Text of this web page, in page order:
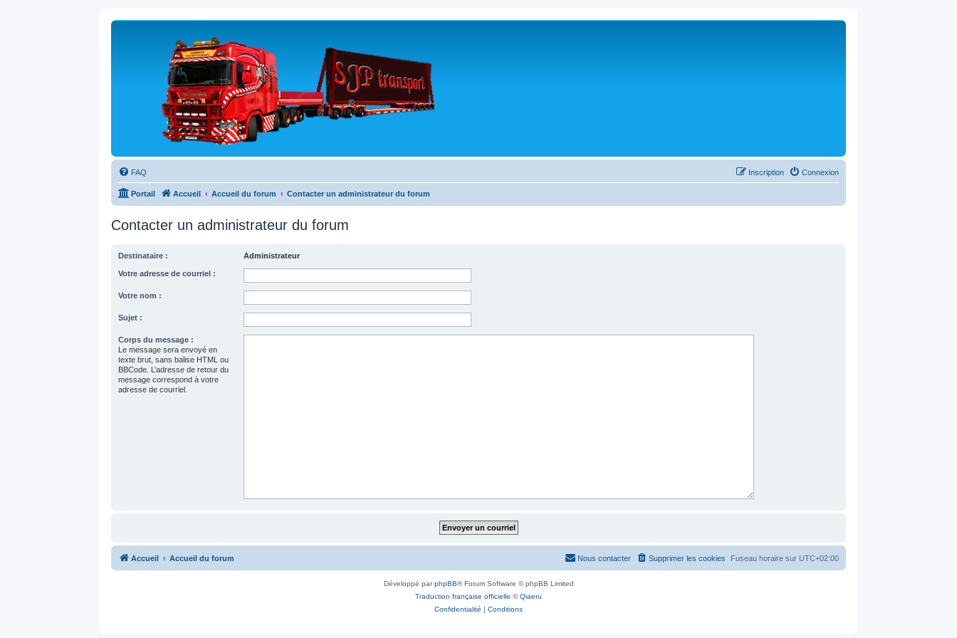
FAQ Connexion
Inscription
Portail Accueil Accueil du forum Contacter un administrateur du forum
Contacter un administrateur du forum
Destinataire : Administrateur
Votre adresse de courriel :
Votre nom :
Sujet :
Corps du message :
Le message sera envoyé en
texte brut, sans balise HTML ou
BBCode. L’adresse de retour du
message correspond à votre
adresse de courriel.
Accueil Accueil du forum Fuseau horaire sur UTC+02:00
Supprimer les cookies
Nous contacter
Développé parphpBB® Forum Software © phpBB Limited
Traduction française officielle ©Qiaeru
Confidentialité | Conditions